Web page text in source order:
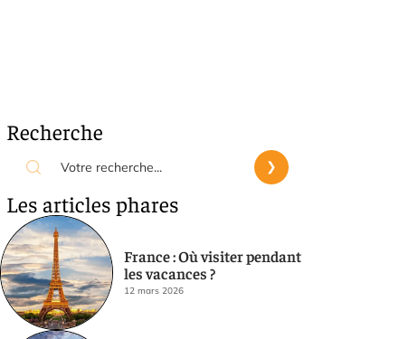
Recherche
Les articles phares
France : Où visiter pendant
les vacances ?
12 mars 2026